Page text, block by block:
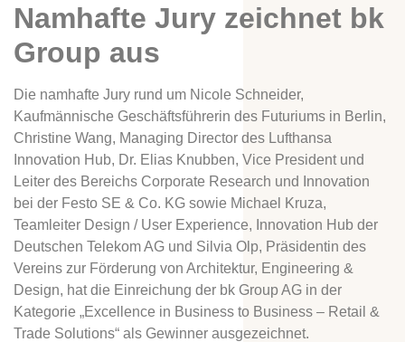
Namhafte Jury zeichnet bk
Group aus
Die namhafte Jury rund um Nicole Schneider,
Kaufmännische Geschäftsführerin des Futuriums in Berlin,
Christine Wang, Managing Director des Lufthansa
Innovation Hub, Dr. Elias Knubben, Vice President und
Leiter des Bereichs Corporate Research und Innovation
bei der Festo SE & Co. KG sowie Michael Kruza,
Teamleiter Design / User Experience, Innovation Hub der
Deutschen Telekom AG und Silvia Olp, Präsidentin des
Vereins zur Förderung von Architektur, Engineering &
Design, hat die Einreichung der bk Group AG in der
Kategorie „Excellence in Business to Business – Retail &
Trade Solutions“ als Gewinner ausgezeichnet.